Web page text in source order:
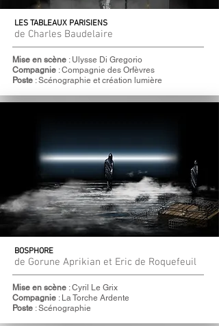
LES TABLEAUX PARISIENS
de Charles Baudelaire
Mise en scène : Ulysse Di Gregorio
Compagnie : Compagnie des Orfèvres
Poste : Scénographie et création lumière
BOSPHORE
de Gorune Aprikian et Eric de Roquefeuil
Mise en scène : Cyril Le Grix
Compagnie : La Torche Ardente
Poste : Scénographie